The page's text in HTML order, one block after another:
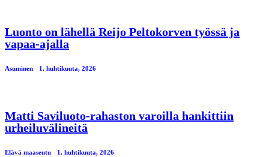
Luonto on lähellä Reijo Peltokorven työssä ja
vapaa-ajalla
Asuminen 1. huhtikuuta, 2026
Matti Saviluoto-rahaston varoilla hankittiin
urheiluvälineitä
Elävä maaseutu 1. huhtikuuta, 2026